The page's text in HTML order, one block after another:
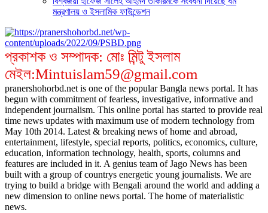
মন্ত্রণালয় ও ইসলামিক ফাউন্ডেশন
প্রকাশক ও সম্পাদক: মোঃ মিন্টু ইসলাম
মেইল:Mintuislam59@gmail.com
pranershohorbd.net is one of the popular Bangla news portal. It has
begun with commitment of fearless, investigative, informative and
independent journalism. This online portal has started to provide real
time news updates with maximum use of modern technology from
May 10th 2014. Latest & breaking news of home and abroad,
entertainment, lifestyle, special reports, politics, economics, culture,
education, information technology, health, sports, columns and
features are included in it. A genius team of Jago News has been
built with a group of countrys energetic young journalists. We are
trying to build a bridge with Bengali around the world and adding a
new dimension to online news portal. The home of materialistic
news.